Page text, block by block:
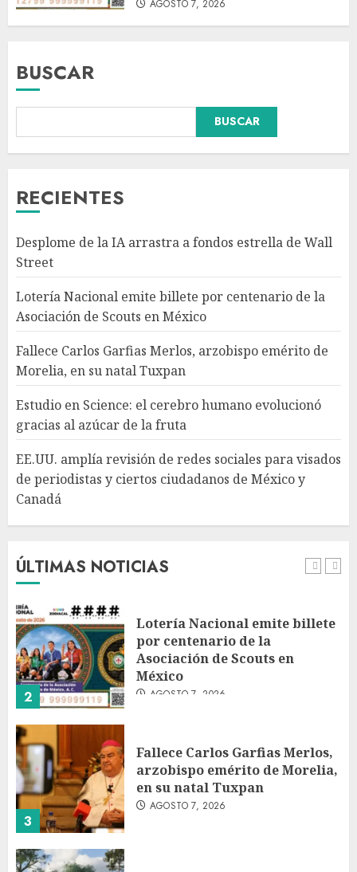
AGOSTO 7, 2026
BUSCAR
BUSCAR
RECIENTES
Desplome de la IA arrastra a fondos estrella de Wall
Street
Lotería Nacional emite billete por centenario de la
Asociación de Scouts en México
Fallece Carlos Garfias Merlos, arzobispo emérito de
Morelia, en su natal Tuxpan
Estudio en Science: el cerebro humano evolucionó
gracias al azúcar de la fruta
EE.UU. amplía revisión de redes sociales para visados
de periodistas y ciertos ciudadanos de México y
Canadá
ÚLTIMAS NOTICIAS
3
Fallece Carlos Garfias Merlos,
arzobispo emérito de Morelia,
4
humano evolucionó gracias al
azúcar de la fruta
AGOSTO 7, 2026
EE.UU. amplía revisión de
periodistas y ciertos
ciudadanos de México y
Canadá
AGOSTO 7, 2026
1
fondos estrella de Wall Street
2
Lotería Nacional emite billete
por centenario de la
Asociación de Scouts en
México
AGOSTO 7, 2026
3
Fallece Carlos Garfias Merlos,
arzobispo emérito de Morelia,
en su natal Tuxpan
AGOSTO 7, 2026